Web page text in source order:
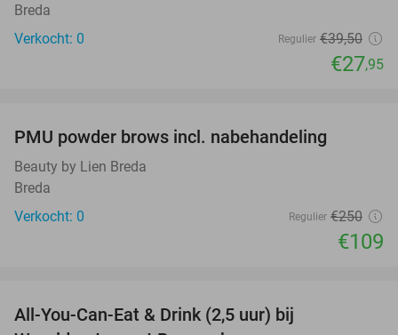
Breda
Verkocht: 0
Regulier €39,50
€27,95
NEW
TODAY
PMU powder brows incl. nabehandeling
Beauty by Lien Breda
Breda
Verkocht: 0
Regulier €250
€109
All-You-Can-Eat & Drink (2,5 uur) bij